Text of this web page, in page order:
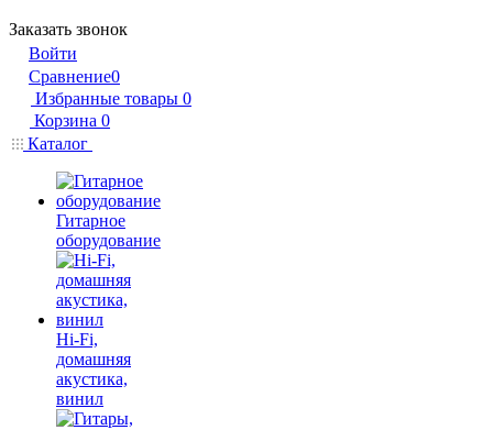
Заказать звонок
Войти
Сравнение0
Избранные товары 0
Корзина 0
Каталог
Гитарное
оборудование
Hi-Fi,
домашняя
акустика,
винил